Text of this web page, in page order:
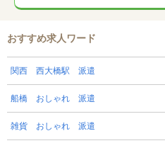
おすすめ求人ワード
関西 西大橋駅 派遣
船橋 おしゃれ 派遣
雑貨 おしゃれ 派遣